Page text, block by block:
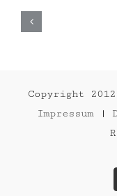
Copyright
Impressum|